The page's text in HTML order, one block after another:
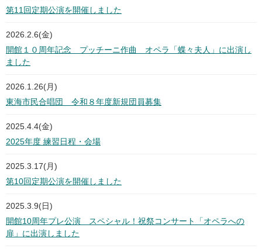
第11回定期公演を開催しました
2026.2.6(金)
開館１０周年記念 プッチーニ作曲 オペラ「蝶々夫人」に出演し
ました
2026.1.26(月)
東海市民合唱団 令和８年度新規団員募集
2025.4.4(金)
2025年度 練習日程・会場
2025.3.17(月)
第10回定期公演を開催しました
2025.3.9(日)
開館10周年プレ公演 スペシャル！祝祭コンサート「オペラへの
扉」に出演しました